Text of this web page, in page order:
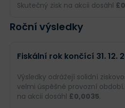
Skutečný zisk na akcii dosáhl
EPS --
Roční výsledky
Fiskální rok končící 31. 12.
Výsledky odrážejí solidní
velmi úspěšné provozní
na akcii dosáhl £0,0035.